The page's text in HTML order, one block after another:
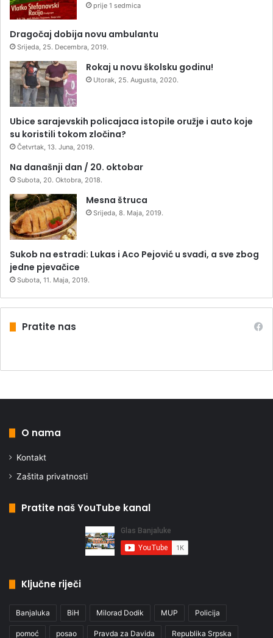
prije 1 sedmica
Dragočaj dobija novu ambulantu
Srijeda, 25. Decembra, 2019.
Rokaj u novu školsku godinu!
Utorak, 25. Augusta, 2020.
Ubice sarajevskih policajaca istopile oružje i auto koje
su koristili tokom zločina?
Četvrtak, 13. Juna, 2019.
Na današnji dan / 20. oktobar
Subota, 20. Oktobra, 2018.
Mesna štruca
Srijeda, 8. Maja, 2019.
Sukob na estradi: Lukas i Aco Pejović u svađi, a sve zbog
jedne pjevačice
Subota, 11. Maja, 2019.
Pratite nas
O nama
Kontakt
Zaštita privatnosti
Pratite naš YouTube kanal
Ključne riječi
Banjaluka BiH Milorad Dodik MUP Policija
pomoć posao Pravda za Davida Republika Srpska